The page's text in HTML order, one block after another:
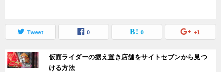
Tweet 0 0 +1
仮面ライダーの据え置き店舗をサイトセブンから見つ
ける方法